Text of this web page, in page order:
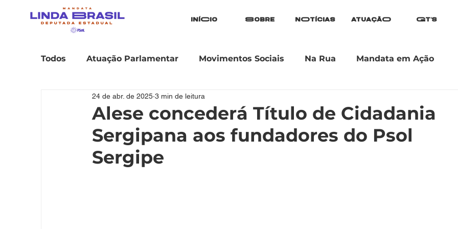
iníCio Sobre nOtícias atuaçãO Gt's
Todos Atuação Parlamentar Movimentos Sociais Na Rua Mandata em Ação
Alese concederá Título de Cidadania
Sergipana aos fundadores do Psol
Sergipe
24 de abr. de 2025 3 min de leitura